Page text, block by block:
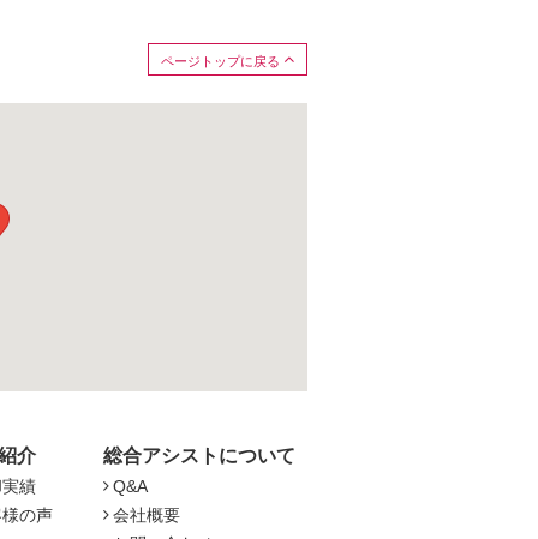
介
績
の声
総合アシストについて
Q&A
会社概要
ページトップに戻る